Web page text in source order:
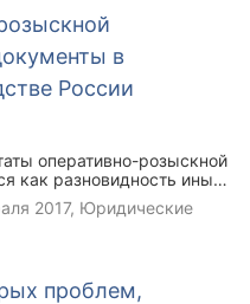
выявляются проблемы,
подходов, сформируем
учету указанных
прав,
в
России
оперативно-розыскной
как разновидность иных
уголовном
2017, Юридические
проблем,